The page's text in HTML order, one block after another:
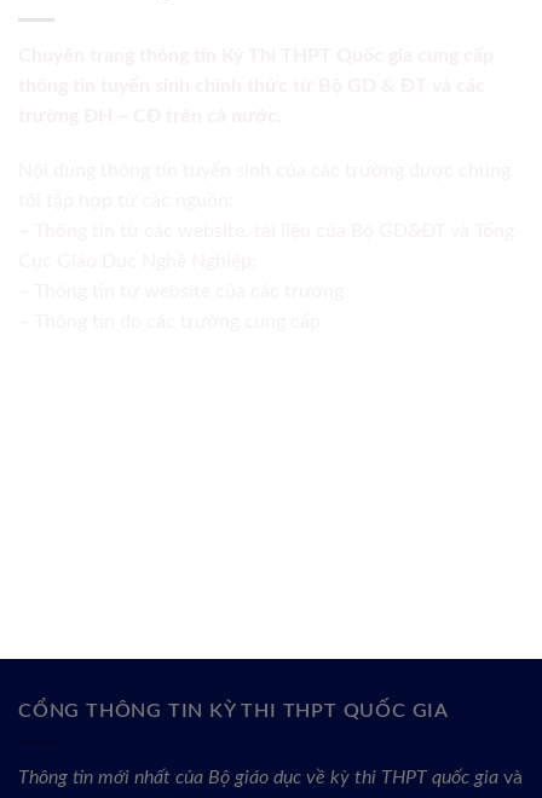
CỔNG THÔNG TIN KỲ THI THPT QUỐC GIA
Thông tin mới nhất của Bộ giáo dục về kỳ thi THPT quốc gia và